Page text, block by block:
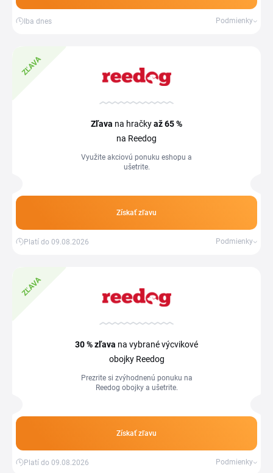
Iba dnes Podmienky
ZĽAVA
Zľava na hračkyaž 65 %
na Reedog
Využite akciovú ponuku eshopu a
ušetrite.
Získať zľavu
Platí do 09.08.2026 Podmienky
ZĽAVA
30 %zľava na vybrané výcvikové
obojky Reedog
Prezrite si zvýhodnenú ponuku na
Reedog obojky a ušetrite.
Získať zľavu
Platí do 09.08.2026 Podmienky